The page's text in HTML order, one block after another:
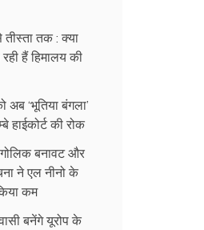
तीस्ता तक : क्या
हैं हिमालय की
अब ‘भूतिया बंगला’
हाईकोर्ट की रोक
बनावट और
ने एल नीनो के
कम
बनेंगे यूरोप के